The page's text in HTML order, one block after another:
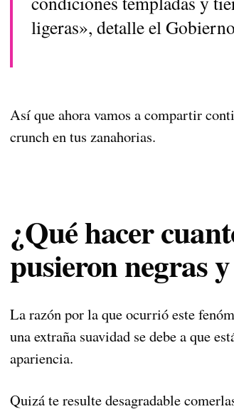
ligeras», detalle el
Así que ahora vamos a compartir
crunch en tus zanahorias.
¿Qué hacer
pusieron negras
La razón por la que ocurrió este
una extraña suavidad se debe a que
apariencia.
Quizá te resulte desagradable